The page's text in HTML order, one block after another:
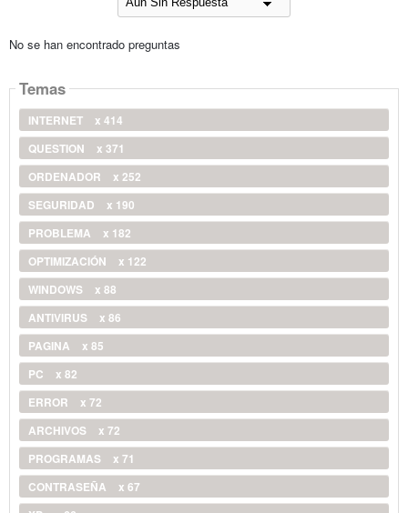
No se han encontrado preguntas
Temas
INTERNET
x 414
QUESTION
x 371
ORDENADOR
x 252
SEGURIDAD
x 190
PROBLEMA
x 182
OPTIMIZACIÓN
x 122
WINDOWS
x 88
ANTIVIRUS
x 86
PAGINA
x 85
PC
x 82
ERROR
x 72
ARCHIVOS
x 72
PROGRAMAS
x 71
CONTRASEÑA
x 67